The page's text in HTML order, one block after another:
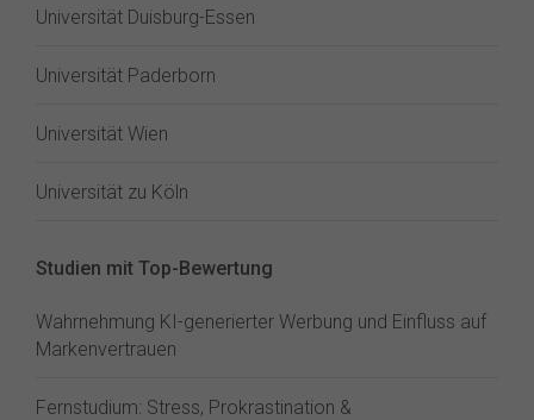
Universität Duisburg-Essen
Universität Paderborn
Universität Wien
Universität zu Köln
Studien mit Top-Bewertung
Wahrnehmung KI-generierter Werbung und Einfluss auf
Markenvertrauen
Fernstudium: Stress, Prokrastination &